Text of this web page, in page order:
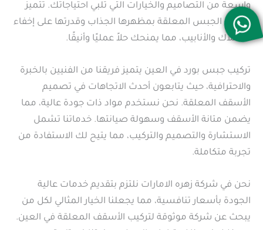
واسعة من التصاميم والخيارات التي تلبي احتياجاتك. تتميز
أسقف الجبس المعلقة بمظهرها الجذاب وقدرتها على إخفاء
الأسلاك والأنابيب، مما يمنحك حلاً عمليًا وأنيقًا.
تركيب جبس بورد في العين يتميز فريقنا من الفنيين بالخبرة
والاحترافية، حيث يتابعون أحدث الاتجاهات في تصميم
الأسقف المعلقة. نحن نستخدم مواد ذات جودة عالية، مما
يضمن متانة الأسقف وسهولة صيانتها. خدماتنا تشمل
الاستشارة والتصميم والتركيب، مما يتيح لك الاستفادة من
تجربة متكاملة.
نحن في شركة زهره الامارات نلتزم بتقديم خدمات عالية
الجودة بأسعار تنافسية، مما يجعلنا الخيار المثالي لكل من
يبحث عن شركة موثوقة لتركيب الأسقف المعلقة في العين.